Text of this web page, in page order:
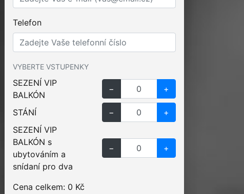
Telefon
VYBERTE VSTUPENKY
SEZENÍ VIP
BALKÓN
− +
STÁNÍ −
+
SEZENÍ VIP
BALKÓN s
ubytováním a
snídaní pro dva
− +
Cena celkem: 0 Kč